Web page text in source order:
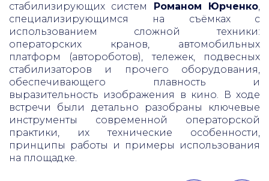
стабилизирующих систем Романом Юрченко,
специализирующимся на съёмках с
использованием сложной техники:
операторских кранов, автомобильных
платформ (автороботов), тележек, подвесных
стабилизаторов и прочего оборудования,
обеспечивающего плавность и
выразительность изображения в кино. В ходе
встречи были детально разобраны ключевые
инструменты современной операторской
практики, их технические особенности,
принципы работы и примеры использования
на площадке.